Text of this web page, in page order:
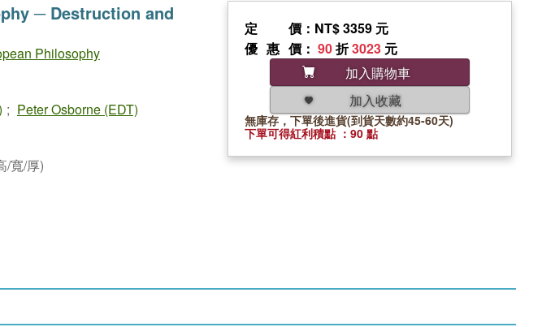
─ Destruction and
Philosophy
; Peter Osborne (EDT)
/寬/厚)
定價 ：NT$ 3359 元
優惠價 ： 90折3023 元
加入購物車
加入收藏
無庫存，下單後進貨(到貨天數約45-60天)
下單可得紅利積點 ：90 點